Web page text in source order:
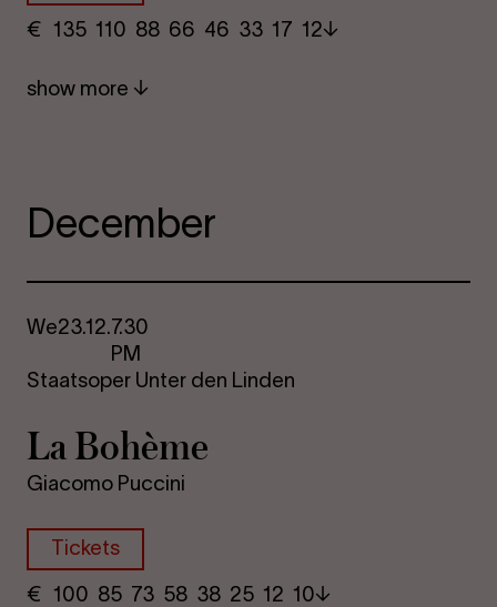
€ ​ 135 110 88​ 66 46 33​ 17 12
show more
December
We23.12.7.30
PM
Staatsoper Unter den Linden
La Bohème
Giacomo Puccini
Tickets
€ ​ 100 85 73​ 58 38 25​ 12 10